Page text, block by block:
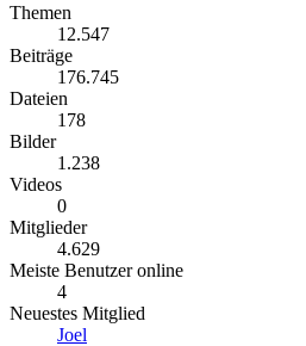
Themen
12.547
Beiträge
176.745
Dateien
178
Bilder
1.238
Videos
0
Mitglieder
4.629
Meiste Benutzer online
4
Neuestes Mitglied
Joel